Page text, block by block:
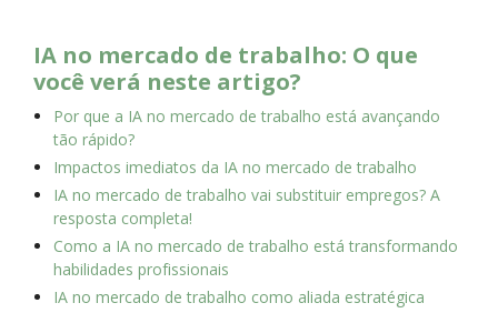
IA no mercado de trabalho: O que
você verá neste artigo?
Por que a IA no mercado de trabalho está avançando
tão rápido?
Impactos imediatos da IA no mercado de trabalho
IA no mercado de trabalho vai substituir empregos? A
resposta completa!
Como a IA no mercado de trabalho está transformando
habilidades profissionais
IA no mercado de trabalho como aliada estratégica